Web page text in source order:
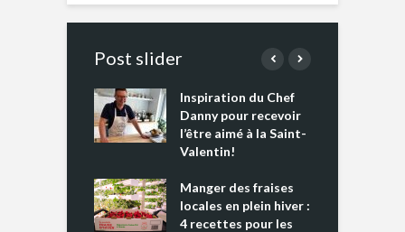
Post slider
Inspiration du Chef
Danny pour recevoir
l’être aimé à la Saint-
Valentin!
Manger des fraises
locales en plein hiver :
4 recettes pour les